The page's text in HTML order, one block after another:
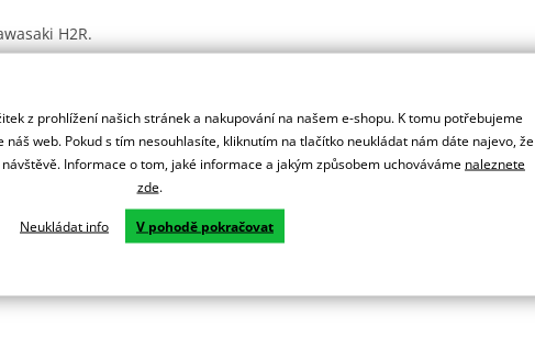
H2R.
MXGP, přes Rallye Dakar, AMA, ADAC MX
zuby pro delší životnost a jsou odlehčená.
z prohlížení našich stránek a nakupování na našem e-shopu. K tomu potřebujeme
web. Pokud s tím nesouhlasíte, kliknutím na tlačítko neukládat nám dáte najevo, že
Informace o tom, jaké informace a jakým způsobem uchováváme naleznete
zde.
Neukládat info V pohodě pokračovat